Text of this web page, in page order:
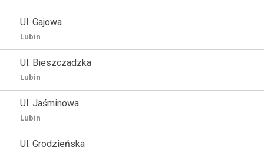
Ul. Gajowa
Lubin
Ul. Bieszczadzka
Lubin
Ul. Jaśminowa
Lubin
Ul. Grodzieńska